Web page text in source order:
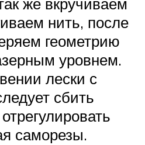
нить, после
геометрию
уровнем.
лески с
сбить
саморезы.